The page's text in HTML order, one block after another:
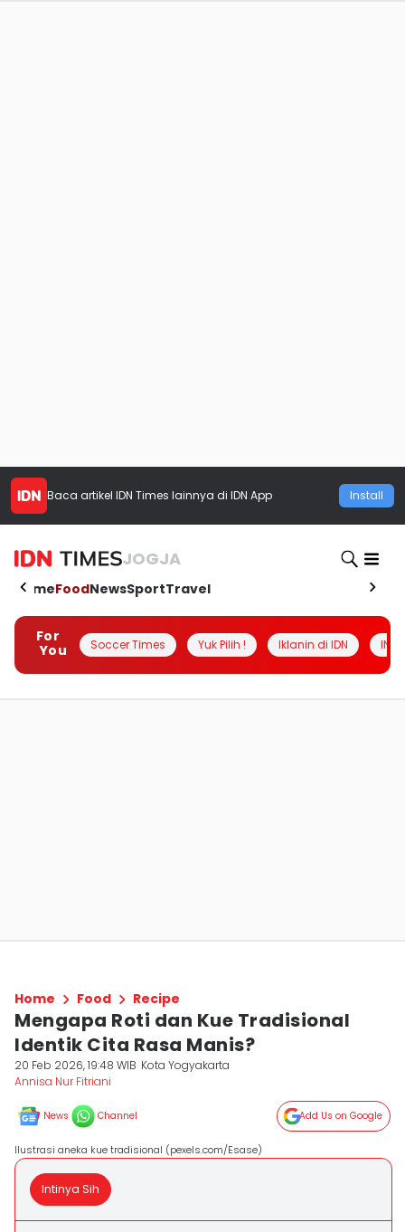
Baca artikel IDN Times lainnya di IDN App Install
JOGJA
HomeFoodNewsSportTravel
For
You
Soccer Times Yuk Pilih ! Iklanin di IDN
Home Food Recipe
Mengapa Roti dan Kue Tradisional
Identik Cita Rasa Manis?
20 Feb 2026, 19:48 WIB Kota Yogyakarta
Annisa Nur Fitriani
News Channel Add Us on Google
Ilustrasi aneka kue tradisional (pexels.com/Esase)
Intinya Sih